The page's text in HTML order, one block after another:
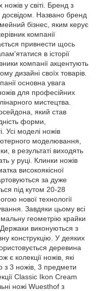
у світі. Бренд з
досвідом. Названо бренд
бізнес, яким керує
компанії
привнести щось
в історії
компанії акцентують
дизайні своїх товарів.
основна увага
для професійних
мистецтва.
який став
форми,
Усі моделі ножів
моделювання,
в результаті виходять
у руці. Клинки ножів
високоякісної
за дуже
під кутом 20-28
нової технології
Завдяки цьому всі
геометрію крайки
Держаки виконуються з
конструкцію. У деяких
деревина
є колекції ножів, які
з 3 ножів, 3 предмети
Classic Ikon Cream
ножі Wuesthof з